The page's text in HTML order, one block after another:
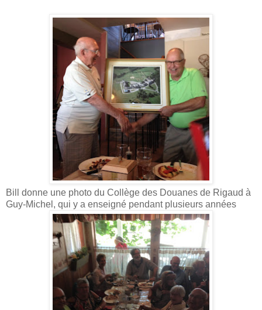
Bill donne une photo du Collège des Douanes de Rigaud à
Guy-Michel, qui y a enseigné pendant plusieurs années